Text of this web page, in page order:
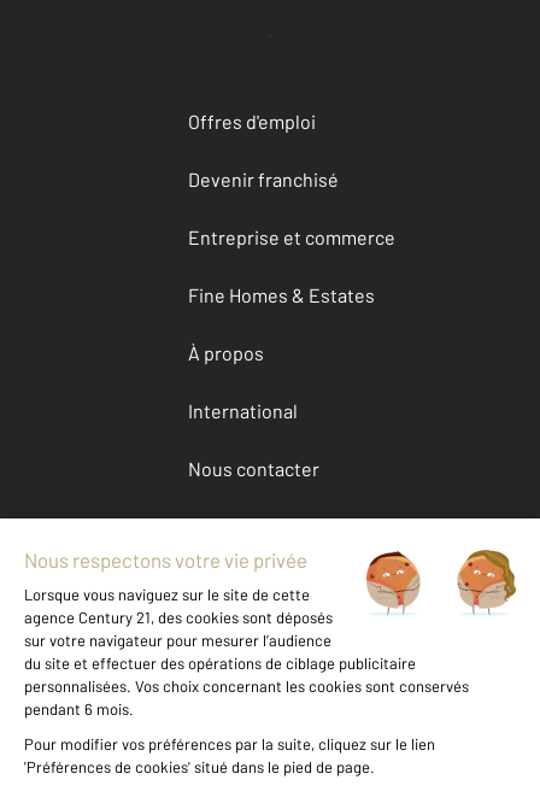
Accéder à mon compte
Offres d'emploi
Devenir franchisé
Entreprise et commerce
Fine Homes & Estates
À propos
International
Nous contacter
Mentions légales & CGU et Barèmes d'honoraires
Données personnelles
Gestionnaire des cookies
Achat maison autour de RENNES (35000)